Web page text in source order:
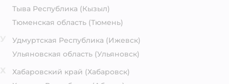
Тыва Республика (Кызыл)
Тюменская область (Тюмень)
Удмуртская Республика (Ижевск)
Ульяновская область (Ульяновск)
Хабаровский край (Хабаровск)